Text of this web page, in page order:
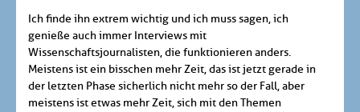
Ich finde ihn extrem wichtig und ich muss sagen, ich
genieße auch immer Interviews mit
Wissenschaftsjournalisten, die funktionieren anders.
Meistens ist ein bisschen mehr Zeit, das ist jetzt gerade in
der letzten Phase sicherlich nicht mehr so der Fall, aber
meistens ist etwas mehr Zeit, sich mit den Themen